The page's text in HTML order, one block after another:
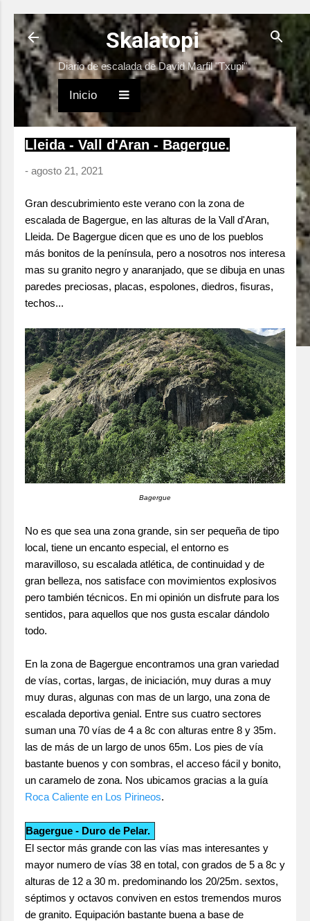
Ir al contenido principal
Skalatopi
Diario de escalada de David Marfil "Txupi"
Inicio
Lleida - Vall d'Aran - Bagergue.
- agosto 21, 2021
Gran descubrimiento este verano con la zona de
escalada de Bagergue, en las alturas de la Vall d'Aran,
Lleida. De Bagergue dicen que es uno de los pueblos
más bonitos de la península, pero a nosotros nos interesa
mas su granito negro y anaranjado, que se dibuja en unas
paredes preciosas, placas, espolones, diedros, fisuras,
techos...
Bagergue
No es que sea una zona grande, sin ser pequeña de tipo
local, tiene un encanto especial, el entorno es
maravilloso, su escalada atlética, de continuidad y de
gran belleza, nos satisface con movimientos explosivos
pero también técnicos. En mi opinión un disfrute para los
sentidos, para aquellos que nos gusta escalar dándolo
todo.
En la zona de Bagergue encontramos una gran variedad
de vías, cortas, largas, de iniciación, muy duras a muy
muy duras, algunas con mas de un largo, una zona de
escalada deportiva genial. Entre sus cuatro sectores
suman una 70 vías de 4 a 8c con alturas entre 8 y 35m.
las de más de un largo de unos 65m. Los pies de vía
bastante buenos y con sombras, el acceso fácil y bonito,
un caramelo de zona. Nos ubicamos gracias a la guía
Roca Caliente en Los Pirineos.
Bagergue - Duro de Pelar.
El sector más grande con las vías mas interesantes y
mayor numero de vías 38 en total, con grados de 5 a 8c y
alturas de 12 a 30 m. predominando los 20/25m. sextos,
séptimos y octavos conviven en estos tremendos muros
de granito. Equipación bastante buena a base de